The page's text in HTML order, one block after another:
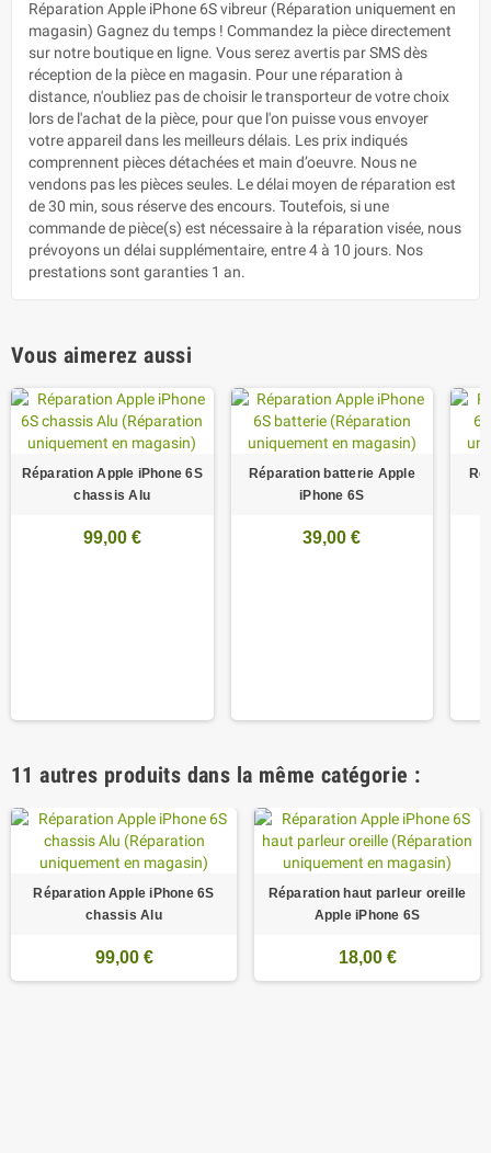
Réparation Apple iPhone 6S vibreur (Réparation uniquement en
magasin) Gagnez du temps ! Commandez la pièce directement
sur notre boutique en ligne. Vous serez avertis par SMS dès
réception de la pièce en magasin. Pour une réparation à
distance, n'oubliez pas de choisir le transporteur de votre choix
lors de l'achat de la pièce, pour que l'on puisse vous envoyer
votre appareil dans les meilleurs délais. Les prix indiqués
comprennent pièces détachées et main d’oeuvre. Nous ne
vendons pas les pièces seules. Le délai moyen de réparation est
de 30 min, sous réserve des encours. Toutefois, si une
commande de pièce(s) est nécessaire à la réparation visée, nous
prévoyons un délai supplémentaire, entre 4 à 10 jours. Nos
prestations sont garanties 1 an.
Vous aimerez aussi
Réparation Apple iPhone 6S
chassis Alu
99,00 €
Réparation batterie Apple
iPhone 6S
39,00 €
11 autres produits dans la même catégorie :
Réparation Apple iPhone 6S
chassis Alu
99,00 €
Réparation haut parleur oreille
Apple iPhone 6S
18,00 €